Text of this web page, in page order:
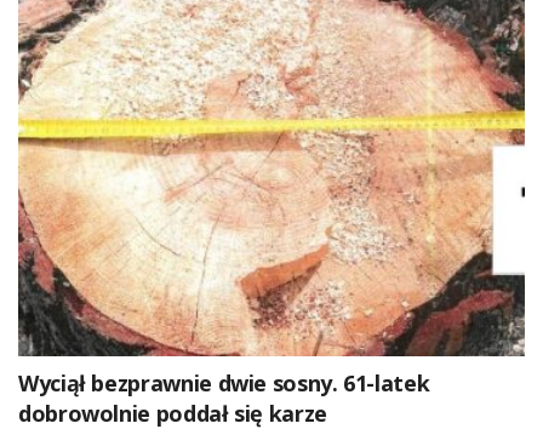
Wyciął bezprawnie dwie sosny. 61-latek
dobrowolnie poddał się karze